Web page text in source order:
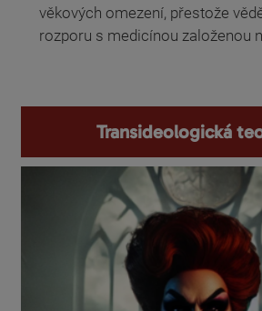
věkových omezení, přestože
rozporu s medicínou založenou
Transideologická